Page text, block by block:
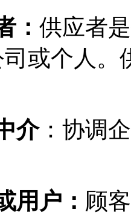
： 供应者
或个人。
介：协调
用户： 顾